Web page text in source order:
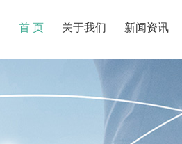
首 页 关于我们 新闻资讯